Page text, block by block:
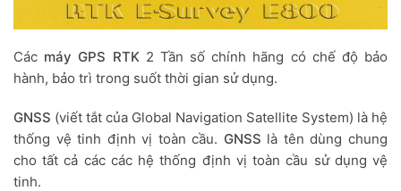
Các máy GPS RTK2 Tần số chính hãng có chế độ bảo
hành, bảo trì trong suốt thời gian sử dụng.
GNSS (viết tắt của Global Navigation Satellite System) là hệ
thống vệ tinh định vị toàn cầu. GNSS là tên dùng chung
cho tất cả các các hệ thống định vị toàn cầu sử dụng vệ
tinh.